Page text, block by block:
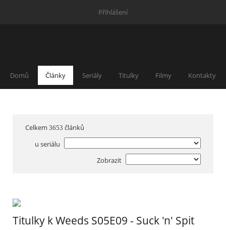
Přihlášení
Domů Články Seriály Titulky Filmy Kontakty
Celkem 3653 článků
u seriálu
Zobrazit
Titulky k Weeds S05E09 - Suck 'n' Spit